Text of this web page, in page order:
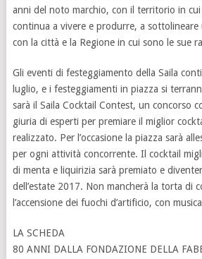
anni del noto marchio, con il territorio in cui
continua a vivere e produrre, a
con la città e la Regione in cui sono le sue
Gli eventi di festeggiamento della Saila
luglio, e i festeggiamenti in piazza si
sarà il Saila Cocktail Contest, un concorso
giuria di esperti per premiare il miglior
realizzato. Per l’occasione la piazza sarà
per ogni attività concorrente. Il cocktail
di menta e liquirizia sarà premiato e
dell’estate 2017. Non mancherà la torta di
l’accensione dei fuochi d’artificio, con
LA SCHEDA
80 ANNI DALLA FONDAZIONE DELLA